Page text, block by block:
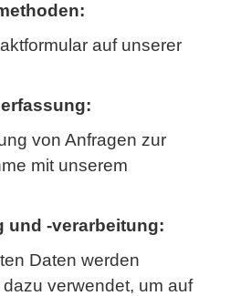
auf unserer
von Anfragen zur
mit unserem
und -verarbeitung:
Daten werden
verwendet, um auf